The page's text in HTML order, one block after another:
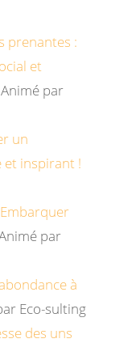
prenantes :
et
par
un
et inspirant !
par
à
Eco-sulting
des uns